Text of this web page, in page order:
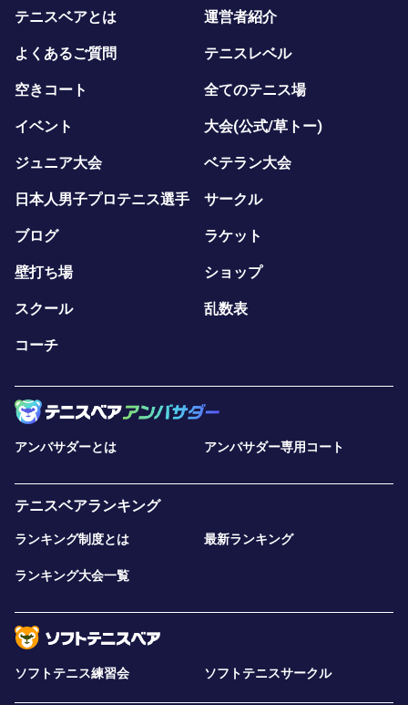
テニスベアとは 運営者紹介
よくあるご質問 テニスレベル
空きコート 全てのテニス場
イベント 大会(公式/草トー)
ジュニア大会 ベテラン大会
日本人男子プロテニス選手 サークル
ブログ ラケット
壁打ち場 ショップ
スクール 乱数表
コーチ
アンバサダーとは アンバサダー専用コート
テニスベアランキング
ランキング制度とは 最新ランキング
ランキング大会一覧
ソフトテニス練習会 ソフトテニスサークル